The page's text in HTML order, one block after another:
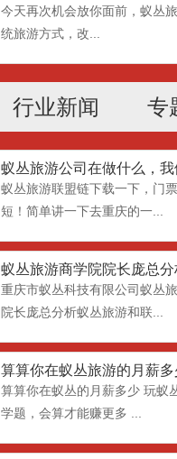
今天再次机会放你面前，蚁丛
统旅游方式，改...
行业新闻 专
蚁丛旅游公司在做什么，
么做
蚁丛旅游联盟链下载一下，门
短！简单讲一下去重庆的一...
蚁丛旅游商学院院长庞总
游和联盟链
重庆市蚁丛科技有限公司蚁丛
院长庞总分析蚁丛旅游和联...
算算你在蚁丛旅游的月薪
旅游联盟链是一道数学题，
算算你在蚁丛的月薪多少 玩蚁
学题，会算才能赚更多 ...